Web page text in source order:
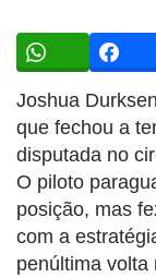
Joshua
que fechou a
disputada no
O piloto
posição, mas
com a
penúltima volta